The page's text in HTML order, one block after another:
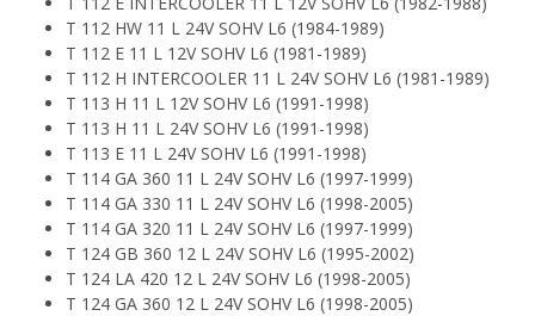
T 112 HW 11 L 24V SOHV L6 (1984-1989)
T 112 E 11 L 12V SOHV L6 (1981-1989)
T 112 H INTERCOOLER 11 L 24V SOHV L6 (1981-1989)
T 113 H 11 L 12V SOHV L6 (1991-1998)
T 113 H 11 L 24V SOHV L6 (1991-1998)
T 113 E 11 L 24V SOHV L6 (1991-1998)
T 114 GA 360 11 L 24V SOHV L6 (1997-1999)
T 114 GA 330 11 L 24V SOHV L6 (1998-2005)
T 114 GA 320 11 L 24V SOHV L6 (1997-1999)
T 124 GB 360 12 L 24V SOHV L6 (1995-2002)
T 124 LA 420 12 L 24V SOHV L6 (1998-2005)
T 124 GA 360 12 L 24V SOHV L6 (1998-2005)